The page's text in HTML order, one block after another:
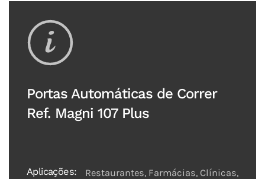
Portas Automáticas de Correr
Ref. Magni 107 Plus
Aplicações:
Restaurantes, Farmácias, Clínicas,